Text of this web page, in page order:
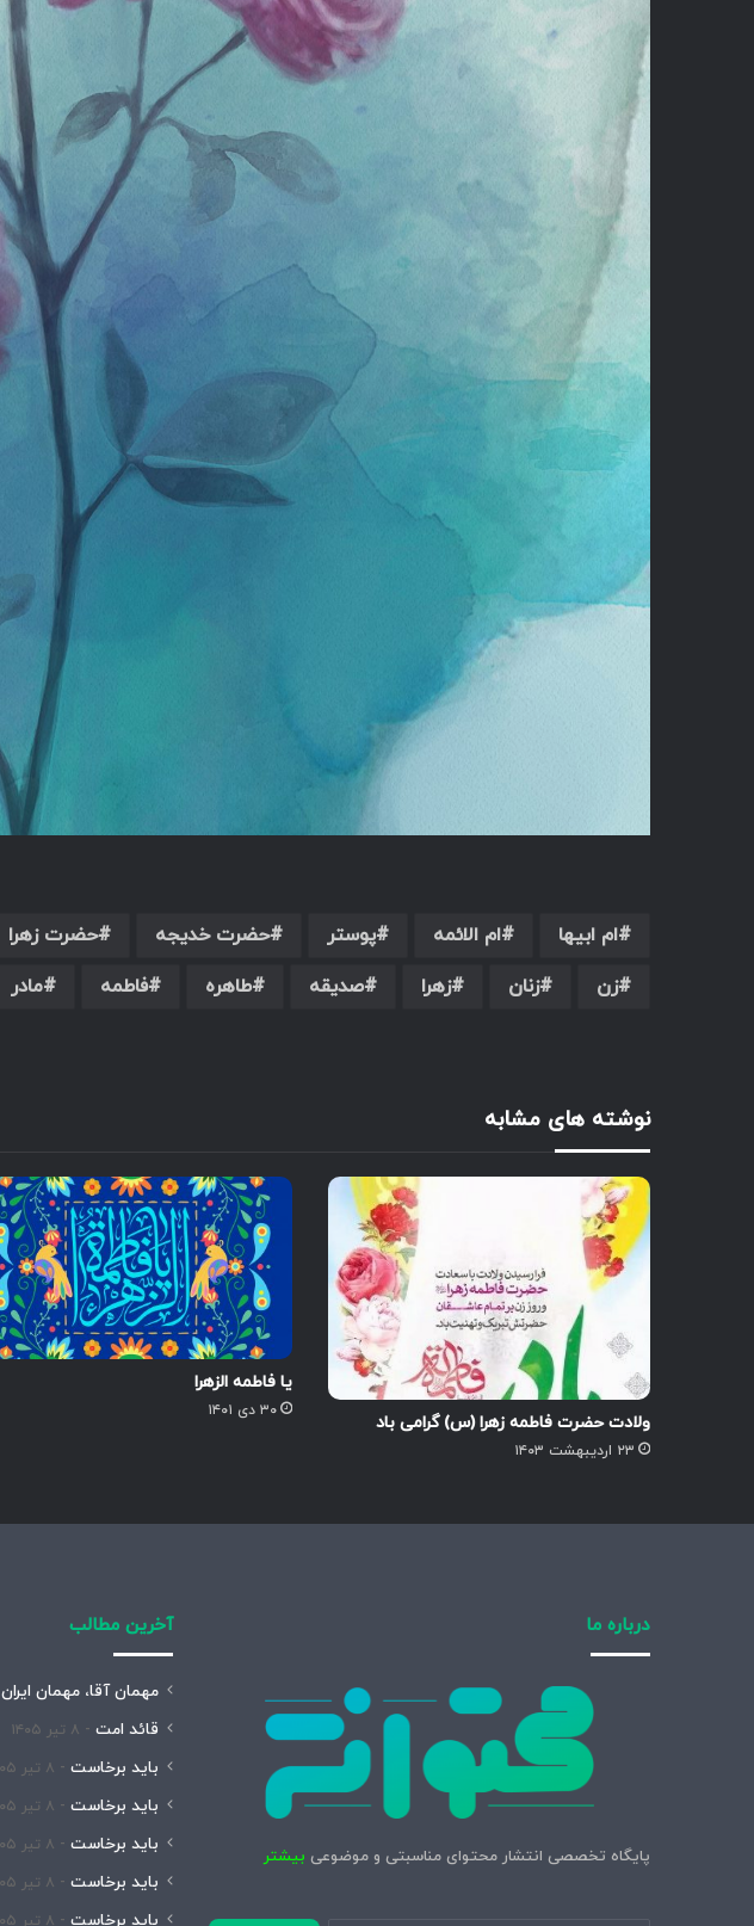
ام ابیها ام الائمه پوستر حضرت خدیجه حضرت زهرا
زن
زنان زهرا صدیقه طاهره فاطمه مادر
نوشته های مشابه
ولادت حضرت فاطمه زهرا (س) گرامی باد
۲۳ اردیبهشت ۱۴۰۳
یا فاطمه الزهرا
۳۰ دی ۱۴۰۱
درباره ما
پایگاه تخصصی انتشار محتوای مناسبتی و موضوعی بیشتر
آخرین مطالب
مهمان آقا، مهمان ایران
قائد امت ۸ تیر ۱۴۰۵
باید برخاست ۸ تیر ۱۴۰۵
باید برخاست ۸ تیر ۱۴۰۵
باید برخاست ۸ تیر ۱۴۰۵
باید برخاست ۸ تیر ۱۴۰۵
باید برخاست ۸ تیر ۱۴۰۵